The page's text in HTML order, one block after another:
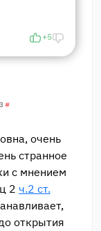
+5
#
очень
странное
с мнением
2 ч.2 ст.
открытия